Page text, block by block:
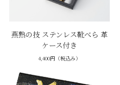
燕熟の技 ステンレス靴べら 革
ケース付き
4,400円（税込み）